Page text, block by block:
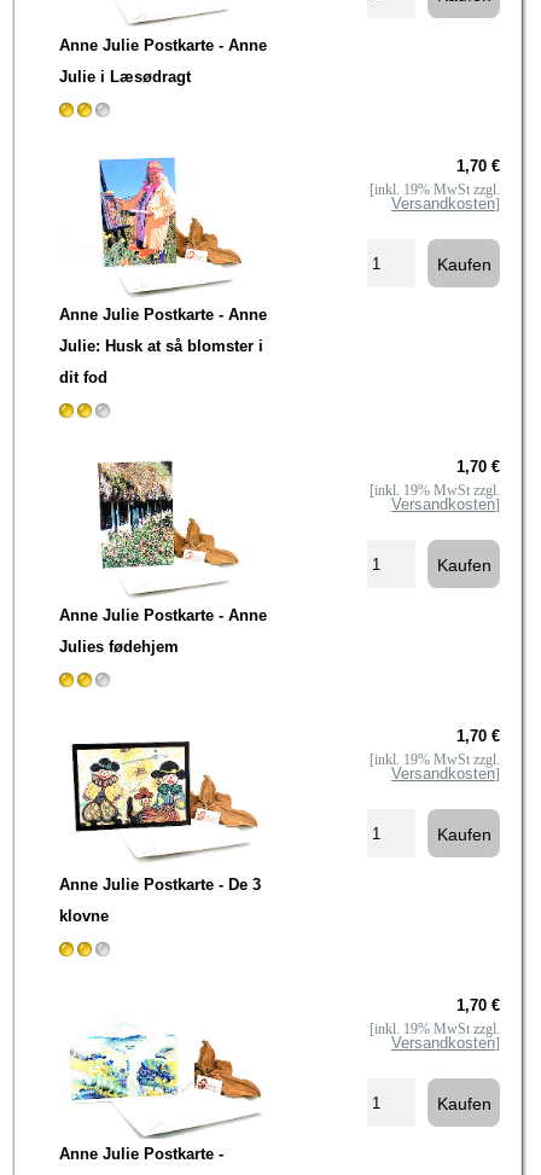
Anne Julie Postkarte - Anne
Julie i Læsødragt
Anne Julie Postkarte - Anne
Julie: Husk at så blomster i
dit fod
1,70 €
[inkl. 19% MwSt zzgl.
Versandkosten]
Anne Julie Postkarte - Anne
Julies fødehjem
1,70 €
[inkl. 19% MwSt zzgl.
Versandkosten]
Anne Julie Postkarte - De 3
klovne
1,70 €
[inkl. 19% MwSt zzgl.
Versandkosten]
Anne Julie Postkarte -
1,70 €
[inkl. 19% MwSt zzgl.
Versandkosten]